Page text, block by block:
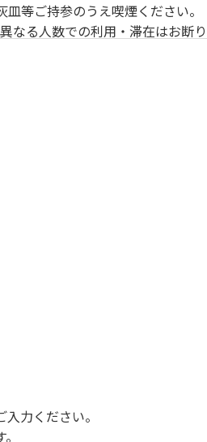
等ご持参のうえ喫煙ください。
る人数での利用・滞在はお断り
力ください。